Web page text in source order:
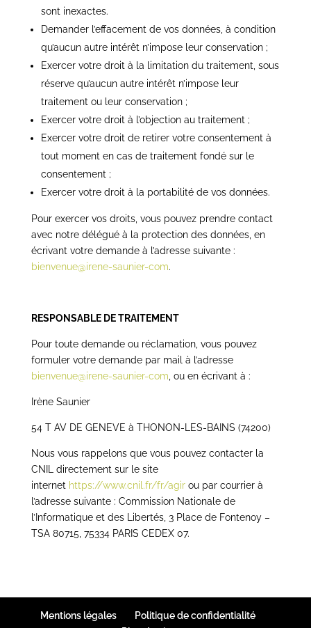
sont inexactes.
Demander l’effacement de vos données, à condition
qu’aucun autre intérêt n’impose leur conservation ;
Exercer votre droit à la limitation du traitement, sous
réserve qu’aucun autre intérêt n’impose leur
traitement ou leur conservation ;
Exercer votre droit à l’objection au traitement ;
Exercer votre droit de retirer votre consentement à
tout moment en cas de traitement fondé sur le
consentement ;
Exercer votre droit à la portabilité de vos données.
Pour exercer vos droits, vous pouvez prendre contact
avec notre délégué à la protection des données, en
écrivant votre demande à l’adresse suivante :
bienvenue@irene-saunier-com.
RESPONSABLE DE TRAITEMENT
Pour toute demande ou réclamation, vous pouvez
formuler votre demande par mail à l’adresse
bienvenue@irene-saunier-com , ou en écrivant à :
Irène Saunier
54 T AV DE GENEVE à THONON-LES-BAINS (74200)
Nous vous rappelons que vous pouvez contacter la
CNIL directement sur le site
internet https://www.cnil.fr/fr/agir ou par courrier à
l’adresse suivante : Commission Nationale de
l’Informatique et des Libertés, 3 Place de Fontenoy –
TSA 80715, 75334 PARIS CEDEX 07.
Mentions légales
Politique de confidentialité